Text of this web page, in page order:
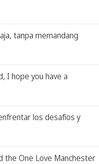
tanpa memandang
I hope you have a
los desafíos y
the One Love Manchester